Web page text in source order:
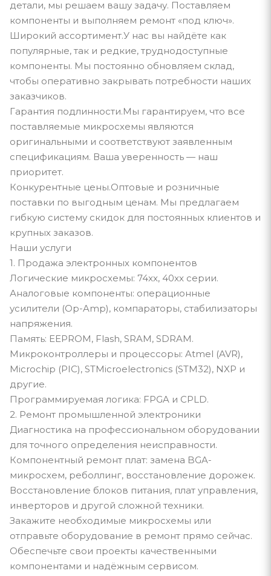
детали, мы решаем вашу задачу. Поставляем
компоненты и выполняем ремонт «под ключ».
Широкий ассортимент.У нас вы найдёте как
популярные, так и редкие, труднодоступные
компоненты. Мы постоянно обновляем склад,
чтобы оперативно закрывать потребности наших
заказчиков.
Гарантия подлинности.Мы гарантируем, что все
поставляемые микросхемы являются
оригинальными и соответствуют заявленным
спецификациям. Ваша уверенность — наш
приоритет.
Конкурентные цены.Оптовые и розничные
поставки по выгодным ценам. Мы предлагаем
гибкую систему скидок для постоянных клиентов и
крупных заказов.
Наши услуги
1. Продажа электронных компонентов
Логические микросхемы: 74xx, 40xx серии.
Аналоговые компоненты: операционные
усилители (Op-Amp), компараторы, стабилизаторы
напряжения.
Память: EEPROM, Flash, SRAM, SDRAM.
Микроконтроллеры и процессоры: Atmel (AVR),
Microchip (PIC), STMicroelectronics (STM32), NXP и
другие.
Программируемая логика: FPGA и CPLD.
2. Ремонт промышленной электроники
Диагностика на профессиональном оборудовании
для точного определения неисправности.
Компонентный ремонт плат: замена BGA-
микросхем, реболлинг, восстановление дорожек.
Восстановление блоков питания, плат управления,
инверторов и другой сложной техники.
Закажите необходимые микросхемы или
отправьте оборудование в ремонт прямо сейчас.
Обеспечьте свои проекты качественными
компонентами и надёжным сервисом.